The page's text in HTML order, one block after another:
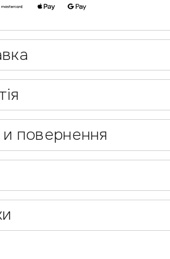
повернення